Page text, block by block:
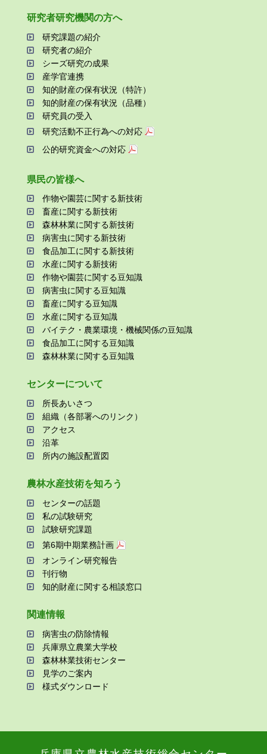
研究者研究機関の⽅へ
研究課題の紹介
研究者の紹介
シーズ研究の成果
産学官連携
知的財産の保有状況（特許）
知的財産の保有状況（品種）
研究員の受⼊
研究活動不正⾏為への対応
公的研究資金への対応
県⺠の皆様へ
作物や園芸に関する新技術
畜産に関する新技術
森林林業に関する新技術
病害⾍に関する新技術
⾷品加⼯に関する新技術
⽔産に関する新技術
作物や園芸に関する⾖知識
病害⾍に関する⾖知識
畜産に関する⾖知識
⽔産に関する⾖知識
バイテク・農業環境・機械関係の⾖知識
⾷品加⼯に関する⾖知識
森林林業に関する⾖知識
センターについて
所⻑あいさつ
組織（各部署へのリンク）
アクセス
沿⾰
所内の施設配置図
農林⽔産技術を知ろう
センターの話題
私の試験研究
試験研究課題
第6期中期業務計画
オンライン研究報告
刊⾏物
知的財産に関する相談窓⼝
関連情報
病害⾍の防除情報
兵庫県⽴農業⼤学校
森林林業技術センター
⾒学のご案内
様式ダウンロード